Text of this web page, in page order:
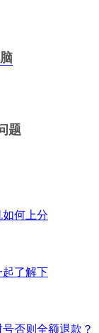
题
何上分
起了解下
否则全额退款？